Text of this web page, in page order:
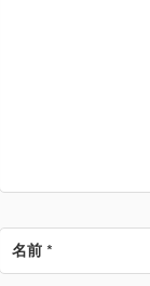
名前 *